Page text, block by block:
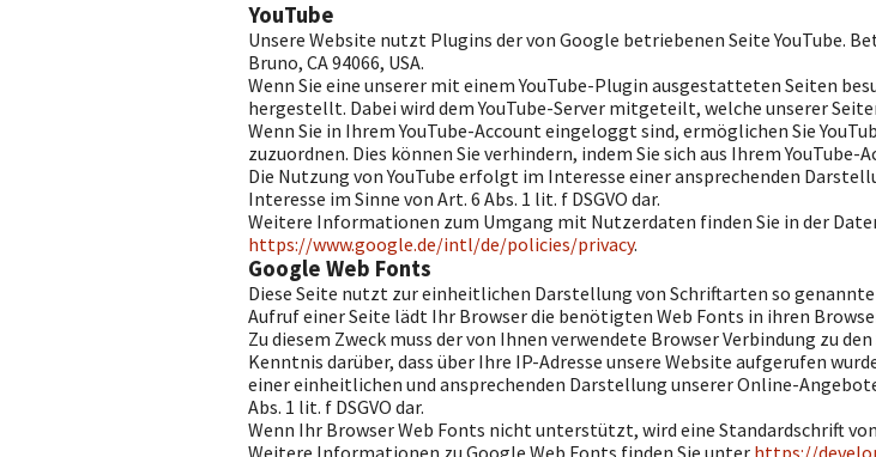
YouTube
Unsere Website nutzt Plugins der von Google betriebenen Seite YouTube.
Bruno, CA 94066, USA.
Wenn Sie eine unserer mit einem YouTube-Plugin ausgestatteten Seiten
hergestellt. Dabei wird dem YouTube-Server mitgeteilt, welche unserer
Wenn Sie in Ihrem YouTube-Account eingeloggt sind, ermöglichen Sie
zuzuordnen. Dies können Sie verhindern, indem Sie sich aus Ihrem YouTube-
Die Nutzung von YouTube erfolgt im Interesse einer ansprechenden
Interesse im Sinne von Art. 6 Abs. 1 lit. f DSGVO dar.
Weitere Informationen zum Umgang mit Nutzerdaten finden Sie in der
https://www.google.de/intl/de/policies/privacy.
Google Web Fonts
Diese Seite nutzt zur einheitlichen Darstellung von Schriftarten so
Aufruf einer Seite lädt Ihr Browser die benötigten Web Fonts in ihren
Zu diesem Zweck muss der von Ihnen verwendete Browser Verbindung zu
Kenntnis darüber, dass über Ihre IP-Adresse unsere Website aufgerufen
einer einheitlichen und ansprechenden Darstellung unserer Online-
Abs. 1 lit. f DSGVO dar.
Wenn Ihr Browser Web Fonts nicht unterstützt, wird eine Standardschrift
Weitere Informationen zu Google Web Fonts finden Sie unter https://